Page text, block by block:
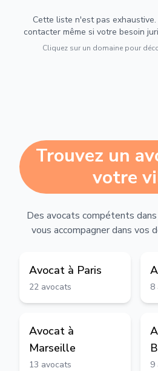
Cette liste n'est pas
contacter même si votre besoin
Cliquez sur un domaine pour
Trouvez un
votre
Des avocats compétents
vous accompagner dans vos
Avocat à Paris
22 avocats 8
Avocat à
Marseille
13 avocats 9